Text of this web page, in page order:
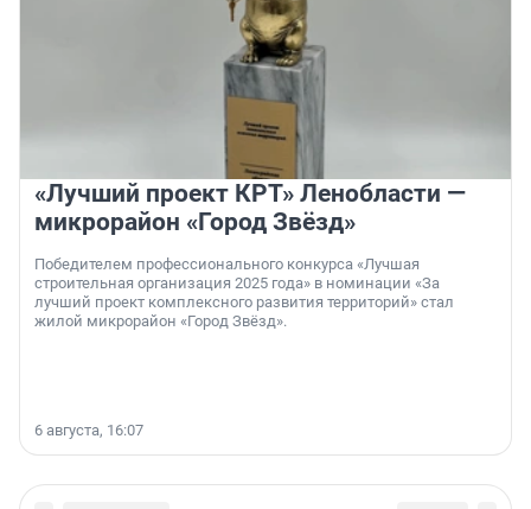
«Лучший проект КРТ» Ленобласти —
микрорайон «Город Звёзд»
Победителем профессионального конкурса «Лучшая
строительная организация 2025 года» в номинации «За
лучший проект комплексного развития территорий» стал
жилой микрорайон «Город Звёзд».
6 августа, 16:07